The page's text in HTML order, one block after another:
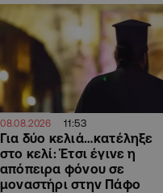
08.08.2026 11:53
Για δύο κελιά…κατέληξε
στο κελί: Έτσι έγινε η
απόπειρα φόνου σε
μοναστήρι στην Πάφο